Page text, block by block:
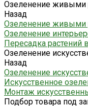
Озеленение живыми
Назад
Озеленение живыми
Озеленение
Пересадка растений
Озеленение
Назад
Озеленение
Искусственное
Монтаж
Подбор товара под